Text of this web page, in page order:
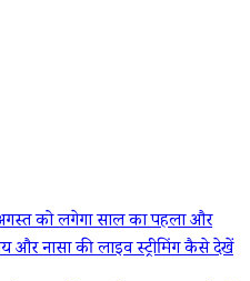
को लगेगा साल का पहला और
और नासा की लाइव स्ट्रीमिंग कैसे देखें